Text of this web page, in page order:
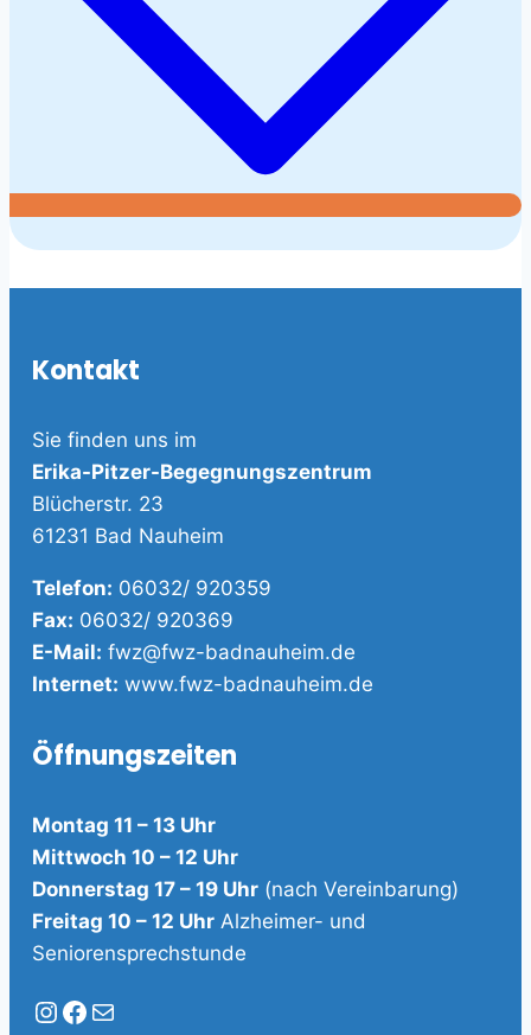
Kontakt
Sie finden uns im
Erika-Pitzer-Begegnungszentrum
Blücherstr. 23
61231 Bad Nauheim
Telefon: 06032/ 920359
Fax: 06032/ 920369
E-Mail: fwz@fwz-badnauheim.de
Internet: www.fwz-badnauheim.de
Öffnungszeiten
Montag 11 – 13 Uhr
Mittwoch 10 – 12 Uhr
Donnerstag 17 – 19 Uhr (nach Vereinbarung)
Freitag 10 – 12 Uhr Alzheimer- und
Seniorensprechstunde
Instagram
Facebook
E-Mail